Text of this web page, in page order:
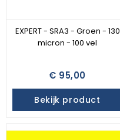
EXPERT - SRA3 - Groen - 130
micron - 100 vel
€ 95,00
Bekijk product